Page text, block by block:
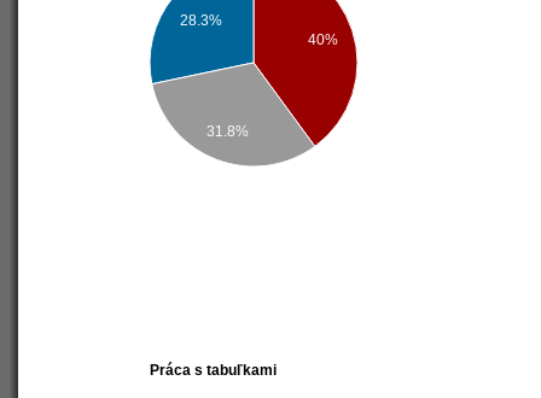
40%
28.3%
31.8%
Práca s tabuľkami